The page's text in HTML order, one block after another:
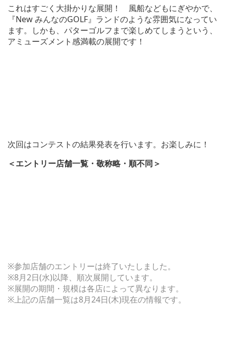
これはすごく大掛かりな展開！ 風船などもにぎやかで、
『New みんなのGOLF』ランドのような雰囲気になってい
ます。しかも、パターゴルフまで楽しめてしまうという、
アミューズメント感満載の展開です！
次回はコンテストの結果発表を行います。お楽しみに！
＜エントリー店舗一覧・敬称略・順不同＞
※参加店舗のエントリーは終了いたしました。
※8月2日(水)以降、順次展開しています。
※展開の期間・規模は各店によって異なります。
※上記の店舗一覧は8月24日(木)現在の情報です。